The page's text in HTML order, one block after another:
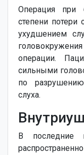
Операция при
степени
ухудшением
операции.
сильными
по
слуха.
В последние